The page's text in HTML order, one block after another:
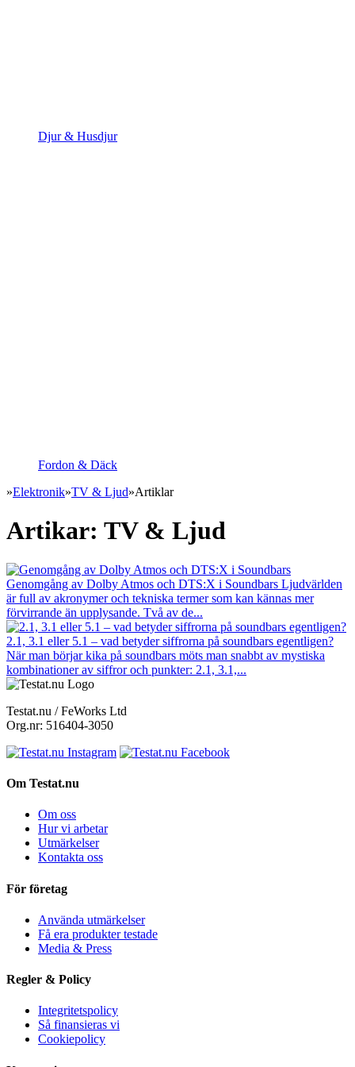
Djur & Husdjur
Fordon & Däck
»Elektronik»TV & Ljud»Artiklar
Artikar: TV & Ljud
Genomgång av Dolby Atmos och DTS:X i Soundbars Ljudvärlden
är full av akronymer och tekniska termer som kan kännas mer
förvirrande än upplysande. Två av de...
2.1, 3.1 eller 5.1 – vad betyder siffrorna på soundbars egentligen?
När man börjar kika på soundbars möts man snabbt av mystiska
kombinationer av siffror och punkter: 2.1, 3.1,...
Testat.nu / FeWorks Ltd
Org.nr: 516404-3050
Om Testat.nu
Om oss
Hur vi arbetar
Utmärkelser
Kontakta oss
För företag
Använda utmärkelser
Få era produkter testade
Media & Press
Regler & Policy
Integritetspolicy
Så finansieras vi
Cookiepolicy